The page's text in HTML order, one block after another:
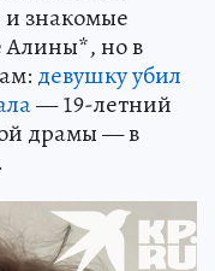
знакомые
Алины*, но в
девушку убил
— 19-летний
драмы — в